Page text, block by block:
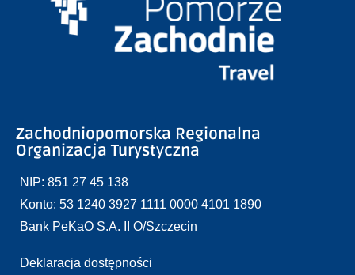
Zachodniopomorska Regionalna
Organizacja Turystyczna
NIP: 851 27 45 138
Konto: 53 1240 3927 1111 0000 4101 1890
Bank PeKaO S.A. II O/Szczecin
Deklaracja dostępności